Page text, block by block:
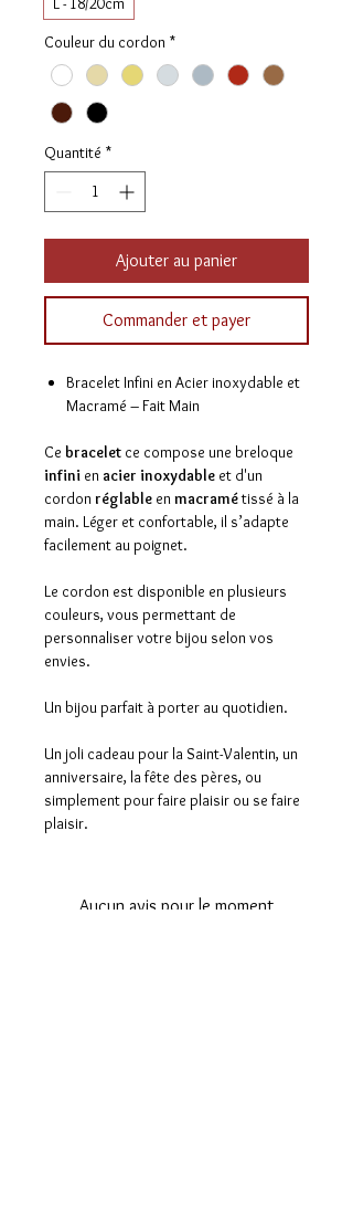
Couleur du cordon *
Quantité *
Ajouter au panier
Commander et payer
Bracelet Infini en Acier inoxydable et
Macramé – Fait Main
Ce bracelet ce compose une breloque
infini en acier inoxydable et d'un
cordon réglable enmacramétissé à la
main. Léger et confortable, il s’adapte
facilement au poignet.
Le cordon est disponible en plusieurs
couleurs, vous permettant de
personnaliser votre bijou selon vos
envies.
Un bijou parfait à porter au quotidien.
Un joli cadeau pour la Saint-Valentin, un
anniversaire, la fête des pères, ou
simplement pour faire plaisir ou se faire
plaisir.
Aucun avis pour le moment